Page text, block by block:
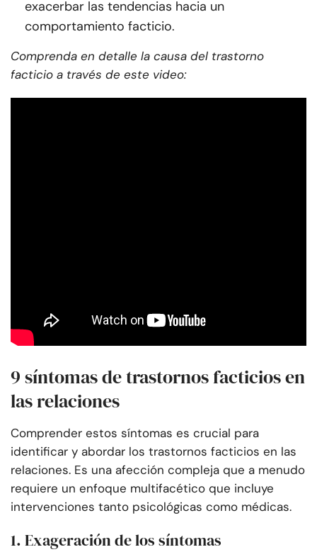
exacerbar las tendencias hacia un
comportamiento facticio.
Comprenda en detalle la causa del trastorno
facticio a través de este video:
9 síntomas de trastornos facticios en
las relaciones
Comprender estos síntomas es crucial para
identificar y abordar los trastornos facticios en las
relaciones. Es una afección compleja que a menudo
requiere un enfoque multifacético que incluye
intervenciones tanto psicológicas como médicas.
1. Exageración de los síntomas